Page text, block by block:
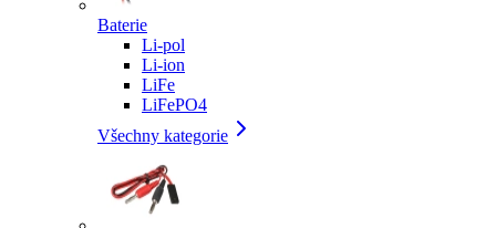
Baterie
Li-pol
Li-ion
LiFe
LiFePO4
Všechny kategorie